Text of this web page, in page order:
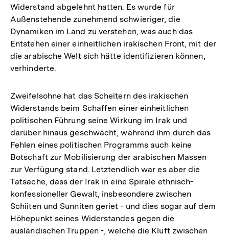
Widerstand abgelehnt hatten. Es wurde für
Außenstehende zunehmend schwieriger, die
Dynamiken im Land zu verstehen, was auch das
Entstehen einer einheitlichen irakischen Front, mit der
die arabische Welt sich hätte identifizieren können,
verhinderte.
Zweifelsohne hat das Scheitern des irakischen
Widerstands beim Schaffen einer einheitlichen
politischen Führung seine Wirkung im Irak und
darüber hinaus geschwächt, während ihm durch das
Fehlen eines politischen Programms auch keine
Botschaft zur Mobilisierung der arabischen Massen
zur Verfügung stand. Letztendlich war es aber die
Tatsache, dass der Irak in eine Spirale ethnisch-
konfessioneller Gewalt, insbesondere zwischen
Schiiten und Sunniten geriet - und dies sogar auf dem
Höhepunkt seines Widerstandes gegen die
ausländischen Truppen -, welche die Kluft zwischen